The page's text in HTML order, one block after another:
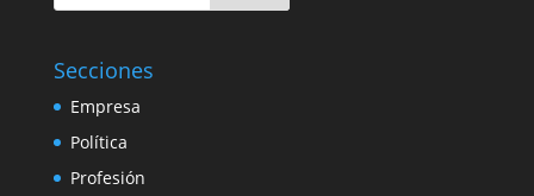
Secciones
Empresa
Política
Profesión